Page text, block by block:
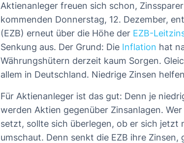
Das erwartet Sie in diesem Artikel
Tagesgeld: In der Spitze bis zu 3,50
Festgeld: Drei Prozent und mehr sind
Aktienanleger freuen sich schon,
kommenden Donnerstag, 12. Dezember,
(EZB) erneut über die Höhe der EZB-
Senkung aus. Der Grund: Die Inflation hat
Währungshütern derzeit kaum Sorgen.
allem in Deutschland. Niedrige Zinsen
Für Aktienanleger ist das gut: Denn je
werden Aktien gegenüber Zinsanlagen.
setzt, sollte sich überlegen, ob er sich jetzt
umschaut. Denn senkt die EZB ihre